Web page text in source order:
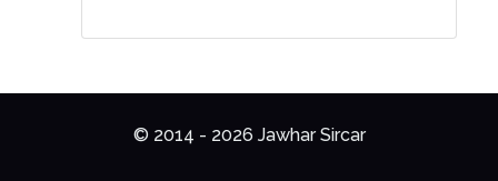
© 2014 - 2026 Jawhar Sircar